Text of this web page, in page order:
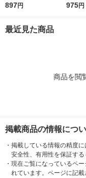
フ しあわせ素肌 超ス
897円
しあわ
975円
最近見た商品
商品を閲
掲載商品の情報につ
・ 掲載している情報の精度に
安全性、有用性を保証する
・ 現在ご覧になっているペ
れています。ページに記